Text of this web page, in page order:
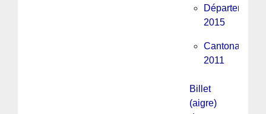
2015
Cantonales
2011
Billet
(aigre)